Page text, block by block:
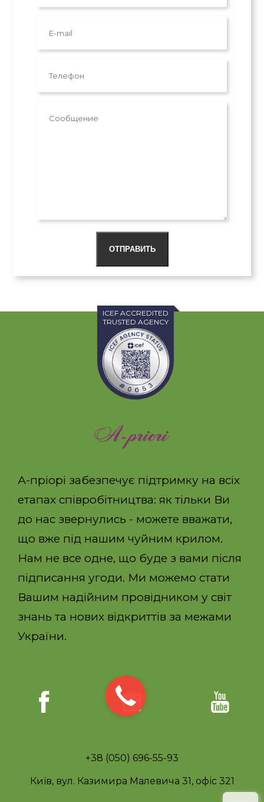
ОТПРАВИТЬ
ICEF ACCREDITED
TRUSTED AGENCY
А-пріорі забезпечує підтримку на всіх
етапах співробітництва: як тільки Ви
до нас звернулись - можете вважати,
що вже під нашим чуйним крилом.
Нам не все одне, що буде з вами після
підписання угоди. Ми можемо стати
Вашим надійним провідником у світ
знань та нових відкриттів за межами
України.
+38 (050) 696-55-93
Київ, вул. Казимира Малевича 31, офіс 321